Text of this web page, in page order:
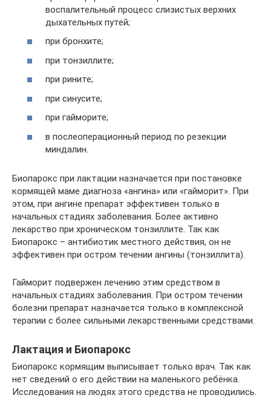
воспалительный процесс слизистых верхних
дыхательных путей;
при бронхите;
при тонзиллите;
при рините;
при синусите;
при гайморите;
в послеоперационный период по резекции
миндалин.
Биопарокс при лактации назначается при постановке
кормящей маме диагноза «ангина» или «гайморит». При
этом, при ангине препарат эффективен только в
начальных стадиях заболевания. Более активно
лекарство при хроническом тонзиллите. Так как
Биопарокс – антибиотик местного действия, он не
эффективен при остром течении ангины (тонзиллита).
Гайморит подвержен лечению этим средством в
начальных стадиях заболевания. При остром течении
болезни препарат назначается только в комплексной
терапии с более сильными лекарственными средствами.
Лактация и Биопарокс
Биопарокс кормящим выписывает только врач. Так как
нет сведений о его действии на маленького ребёнка.
Исследования на людях этого средства не проводились.